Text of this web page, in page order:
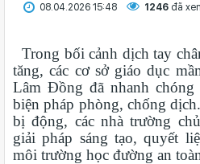
08.04.2026 15:48 1246 đã
Trong bối cảnh dịch tay
tăng, các cơ sở giáo dục
Lâm Đồng đã nhanh
biện pháp phòng, chống
bị động, các nhà trường
giải pháp sáng tạo, quyết
môi trường học đường an